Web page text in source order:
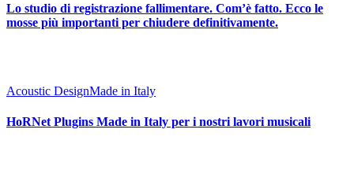
Lo studio di registrazione fallimentare. Com’è fatto. Ecco le
mosse più importanti per chiudere definitivamente.
Acoustic DesignMade in Italy
HoRNet Plugins Made in Italy per i nostri lavori musicali